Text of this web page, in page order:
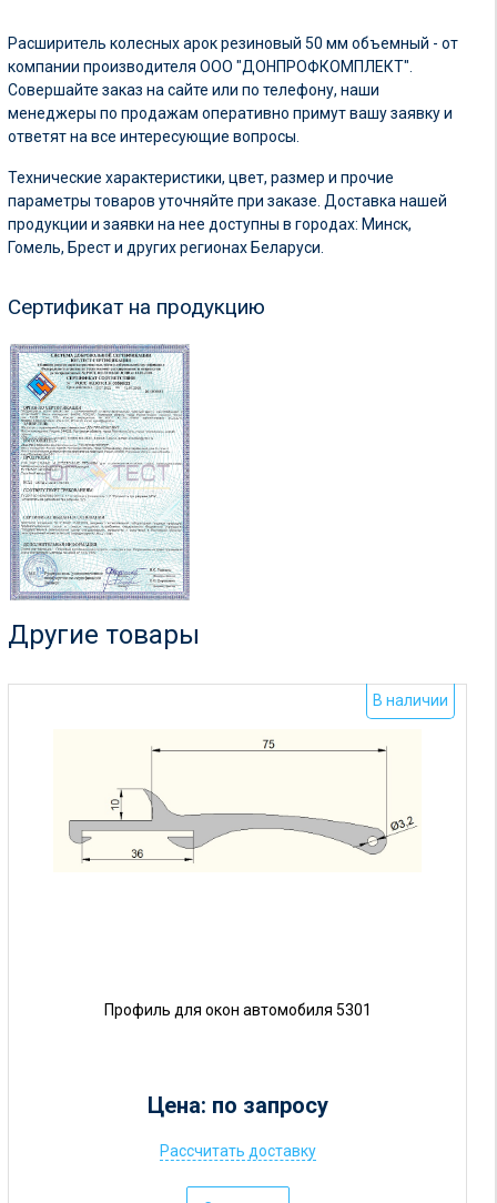
Расширитель колесных арок резиновый 50 мм объемный - от
компании производителя ООО "ДОНПРОФКОМПЛЕКТ".
Совершайте заказ на сайте или по телефону, наши
менеджеры по продажам оперативно примут вашу заявку и
ответят на все интересующие вопросы.
Технические характеристики, цвет, размер и прочие
параметры товаров уточняйте при заказе. Доставка нашей
продукции и заявки на нее доступны в городах: Минск,
Гомель, Брест и других регионах Беларуси.
Сертификат на продукцию
Другие товары
В наличии
Профиль для окон автомобиля 5301
Цена: по запросу
Рассчитать доставку